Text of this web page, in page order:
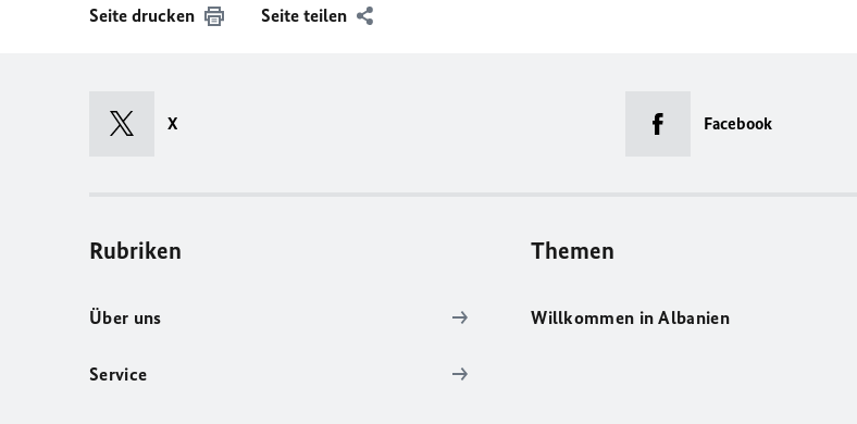
Seite drucken Seite teilen
X Facebook
Rubriken
Über uns
Service
Themen
Willkommen in Albanien